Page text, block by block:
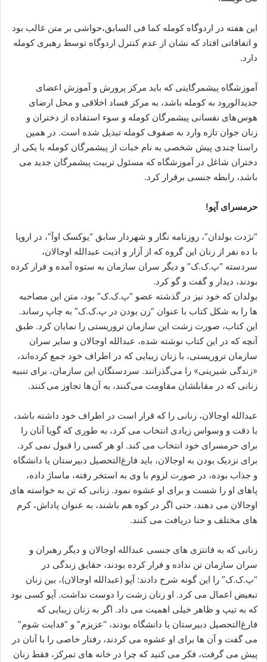
این هفته در اردوگاه کومله کما فی السابق،حواشی بر متن غالب بود
و اتفاقاتی افتاد که نشان از عدم کنترل اردوگاه توسط رهبری کومله
دارد.
آموزشگاه پیشمرگایتی که باید مرکز پرورش و آموزش اعضای
جدیدالورود به کومله باشد، به مرکز فساد اخلاقی و محل ارضای
هوس های نفسانی پیشمرگان کومله و سوء استفاده از دختران و
زنان جوان تازه وارد به صفوف کومله تبدیل شده است. در همین
راستا چندی پیش شخصی به نام خبات از پیشمرگان کومله با یکی از
دختران شاغل در آموزشگاه که مسئول تربیت پیشمرگان جدید می
باشد، رابطه جنسی برقرار کرد.
حرمسرای آپو!
“نژدت بولدان”، روزنامه ‌نگار و شهردار سابق “یوکسک اوآ”، در اروپا
با ده نفر از زنان این گروه که از آزار و اذیت عبدالله اوجالان،
سردسته “پ.ک.ک” و دیگر سران سازمان به ستوه آمده و فرار کرده
بودند، دیدار و گفت ‌و گو کرد.
بولدان که خود نیز در گذشته عضو “پ.ک.ک” بود، متن این مصاحبه
‌ها را به شکل کتاب با عنوان “زن بودن در پ.ک.ک” به چاپ رساند.
این کتاب، صورت زشت این سازمان تروریستی را نمایان کرد. طبق
آنچه که در این کتاب نوشته شده، عبدالله اوجالان و سایر سران
سازمان تروریستی، با زنان زیبایی که در اطراف خود جمع کرده‌اند،
«زندگی شیرینی» را می‌گذرانند. سردستگان این سازمان، برای تنبیه
زنانی که در مقابلشان مقاومت می‌کنند، به آن ها تجاوز می کنند.
عبدالله اوجالان، زنانی را که قرار است در اطراف خود داشته باشد،
با دقت و وسواس زیادی انتخاب می‌ کرد، به طوری که گویا آنان را
برای حرمسرای خود انتخاب می‌ کند. او هر کسی را قبول نمی ‌کرد.
برای نزدیک بودن به اوجالان، باید فارغ‌التحصیل دبیرستان یا دانشگاه
و جذاب بوده، در صورت لزوم با وی به استخر رفته، ماساژ داده،
پاهای او را شست و برای او عشوه نمود. زنانی که تن به خواسته ‌های
اوجالان می ‌دهند، حتی اگر در کوه هم باشند، به عنوان پاداش، کرم‌
های مختلف و حنا دریافت می ‌کنند.
زنانی که به فانتزی ‌های جنسی عبدالله اوجالان و دیگر رهبران و
سران سازمان تن نداده و فرار کرده بودند، حقایق زندگی در
“پ.ک.ک” را این ‌گونه شرح دادند: آپو (عبدالله اوجالان)، بین زنان
تبعیض اعمال می ‌کرد. او زنان زشت را دوست نداشت. آپو کسی بود
که به تیپ و ظاهر خیلی اهمیت می‌ داد. اگر به زنان زیبایی که
فارغ‌التحصیل دبیرستان یا دانشگاه بودند، “عزیزم” و “فدایت شوم”
می ‌گفت و آن ها برای او عشوه می ‌کردند، رفتار خاصی را با آنان در
پیش می‌ گرفت، فکر می‌ کنید که چرا در خانه ‌های تمرکز، فقط زنان